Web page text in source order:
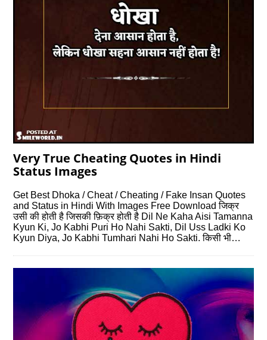
Very True Cheating Quotes in Hindi
Status Images
Get Best Dhoka / Cheat / Cheating / Fake Insan Quotes
and Status in Hindi With Images Free Download जिक्र
उसी की होती है जिसकी फ़िक्र होती है Dil Ne Kaha Aisi Tamanna
Kyun Ki, Jo Kabhi Puri Ho Nahi Sakti, Dil Uss Ladki Ko
Kyun Diya, Jo Kabhi Tumhari Nahi Ho Sakti. किसी भी…